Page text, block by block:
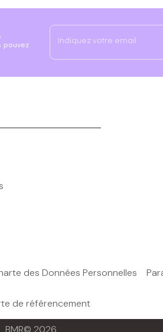
pouvez
Indiquez votre email
des Données Personnelles
de référencement
BMR© 2026